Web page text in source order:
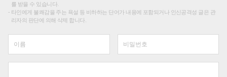
를 받을 수 있습니다.
타인에게 불쾌감을 주는 욕설 등 비하하는 단어가 내용에 포함되거나 인신공격성 글은 관
리자의 판단에 의해 삭제 합니다.